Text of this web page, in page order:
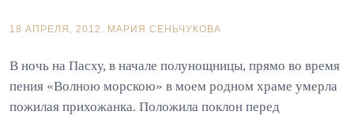
18 АПРЕЛЯ, 2012. МАРИЯ СЕНЬЧУКОВА
В ночь на Пасху, в начале полунощницы, прямо во время
пения «Волною морскою» в моем родном храме умерла
пожилая прихожанка. Положила поклон перед